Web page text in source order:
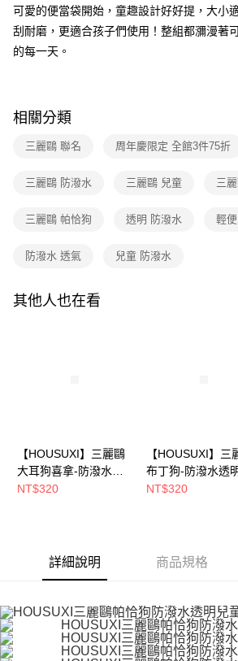
4.訂單成立30分鐘內，如未前往確認交易或遇審核
消。如遇「轉專審核」未通過狀況，表示未達大
法說明評估內容。
【繳款方式說明】
帳／街口支付／iPASS MONEY」等通路繳費。
【注意事項】
用戶於交易時，得透過本服務購買商品或服務，並
資料（包含姓名、電話或地址）提供予台灣大哥大
3.完整用戶服務條款，請詳閱以下連結：
便利好安心！
１．簡單：不需註冊會員、不需綁卡、不需儲值。
２．便利：只要手機號碼，簡訊認證，即可結帳。
３．安心：先確認商品／服務後，再付款。
結帳頁面，進行簡訊認證並確認金額後，即可完成
２．訂單成立數日內，您將收到繳費通知簡訊。
３．收到繳費通知簡訊後14天內，點擊此簡訊中的
ATM／網路銀行／等多元方式進行付款，方視為交
購買商品的店家。未經商家同意取消之訂單仍視為
※ 交易是否成功請以「AFTEE先享後付 」之結帳
是否繳費成功／繳費後需取消欲退款等相關疑問，
易，需依本服務之必要範圍內提供個人資料，並將
５．嚴禁一人註冊多個帳號或使用他人資訊註冊
恩沛科技股份有限公司將有權停止該用戶之使用額
運送方式
全家取貨付款
付款後全家取貨
每筆NT$80，滿NT$699(含以上)免運費
付款後7-11取貨
可愛的便當袋開始，童趣設計好好提，大小
刮耐磨，更適合孩子們使用！整組都瀰漫著
的每一天。
相關分類
三麗鷗 聯名 周年慶限定 全館3件75折
三麗鷗 防潑水 三麗鷗 兒童 三
三麗鷗 帕恰狗 透明 防潑水 輕
防潑水 透氣 兒童 防潑水
其他人也在看
【HOUSUXI】三麗鷗
大耳狗喜拿-防潑水透
明兒童餐袋(A04)【5周
NT$320
【HOUSUXI】三
布丁狗-防潑水透明
童餐袋(A04)【5周
NT$320
詳細說明 商品規格